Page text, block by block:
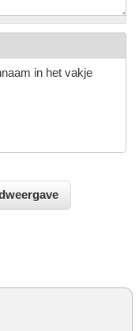
in het vakje